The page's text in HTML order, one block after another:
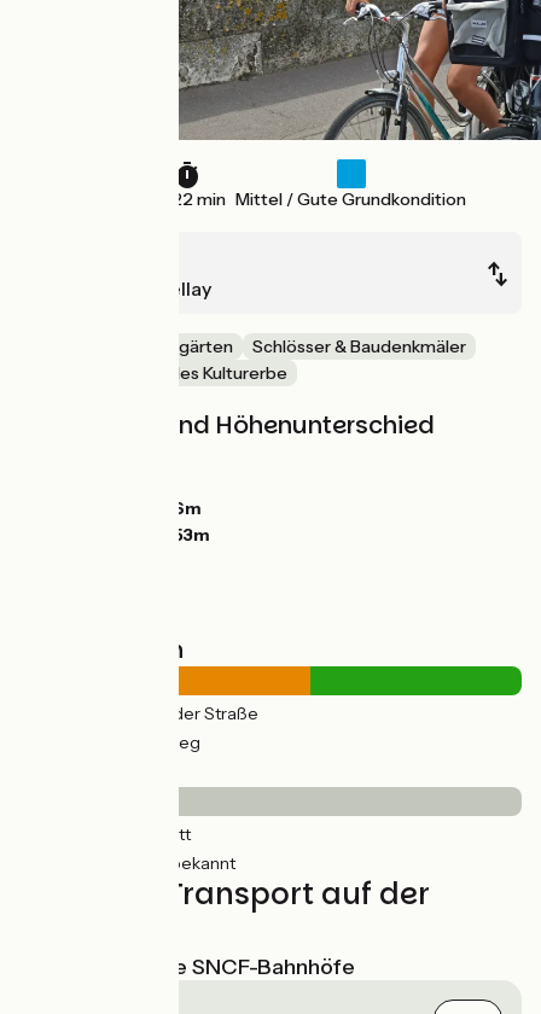
1 h 22 min Mittel / Gute Grundkondition
Montreuil-Bellay
Mitten in den Weingärten
Schlösser & Baudenkmäler
Natur & regionales Kulturerbe
Steigungen und Höhenunterschied
26m
53m
Straßentypen
(58%) Auf der Straße
(42%) Radweg
(2%) Glatt
(98%) Unbekannt
Züge und Transport auf der
Nächstgelegene SNCF-Bahnhöfe